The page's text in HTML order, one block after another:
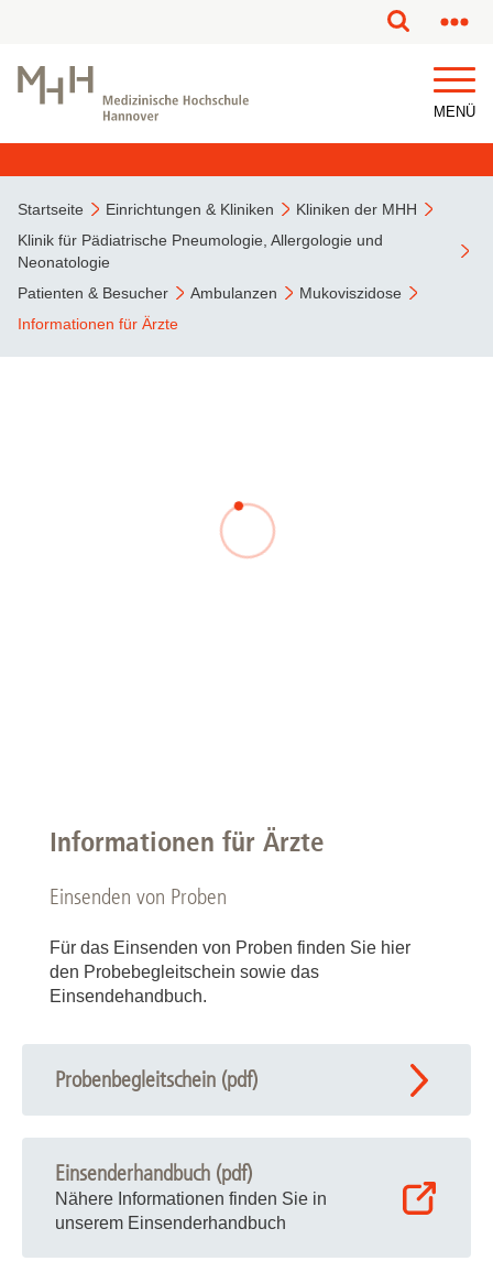
MENÜ
Startseite Einrichtungen & Kliniken
Kliniken der MHH
Klinik für Pädiatrische Pneumologie, Allergologie und
Neonatologie
Patienten & Besucher
Ambulanzen
Mukoviszidose
Informationen für Ärzte
Informationen für Ärzte
Einsenden von Proben
Für das Einsenden von Proben finden Sie hier
den Probebegleitschein sowie das
Einsendehandbuch.
Probenbegleitschein (pdf)
Einsenderhandbuch (pdf)
Nähere Informationen finden Sie in
unserem Einsenderhandbuch